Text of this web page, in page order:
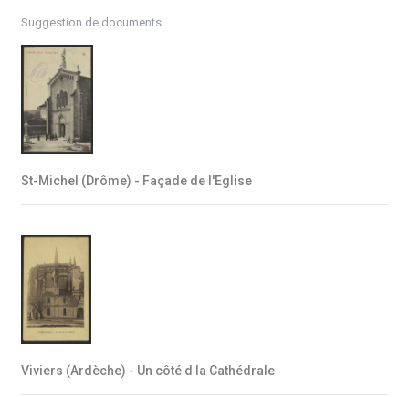
Suggestion de documents
St-Michel (Drôme) - Façade de l'Eglise
Viviers (Ardèche) - Un côté d la Cathédrale